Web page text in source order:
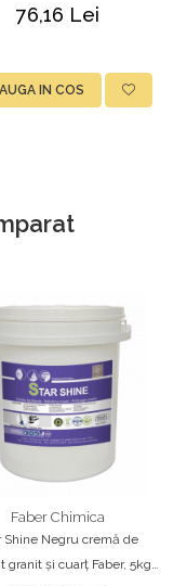
– Ilpa Jolly TIXO Bianco
76,16 Lei
IN COS
Faber Chimica
Shine Negru cremă de
granit și cuarț Faber, 5kg,